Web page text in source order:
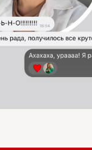
организацией на
РФ